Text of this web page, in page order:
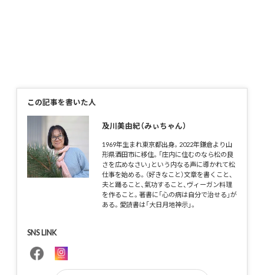
この記事を書いた人
及川美由紀（みぃちゃん）
1969年生まれ東京都出身。2022年鎌倉より山
形県酒田市に移住。「庄内に住むのなら松の良
さを広めなさい」という内なる声に導かれて松
仕事を始める。（好きなこと）文章を書くこと、
夫と踊ること、氣功すること、ヴィーガン料理
を作ること。著書に「心の病は自分で治せる」が
ある。愛読書は「大日月地神示」。
SNS LINK